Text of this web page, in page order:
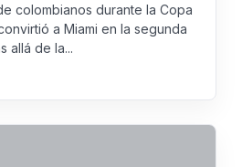
colombianos durante la Copa
a Miami en la segunda
allá de la...